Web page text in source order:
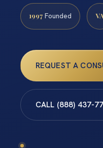
1997 Founded VA
REQUEST A
CALL (888) 437-